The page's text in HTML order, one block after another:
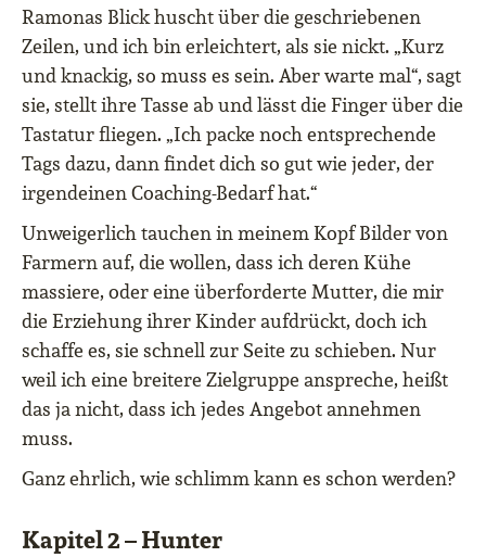
Ramonas Blick huscht über die geschriebenen
Zeilen, und ich bin erleichtert, als sie nickt. „Kurz
und knackig, so muss es sein. Aber warte mal“, sagt
sie, stellt ihre Tasse ab und lässt die Finger über die
Tastatur fliegen. „Ich packe noch entsprechende
Tags dazu, dann findet dich so gut wie jeder, der
irgendeinen Coaching-Bedarf hat.“
Unweigerlich tauchen in meinem Kopf Bilder von
Farmern auf, die wollen, dass ich deren Kühe
massiere, oder eine überforderte Mutter, die mir
die Erziehung ihrer Kinder aufdrückt, doch ich
schaffe es, sie schnell zur Seite zu schieben. Nur
weil ich eine breitere Zielgruppe anspreche, heißt
das ja nicht, dass ich jedes Angebot annehmen
muss.
Ganz ehrlich, wie schlimm kann es schon werden?
Kapitel 2 – Hunter